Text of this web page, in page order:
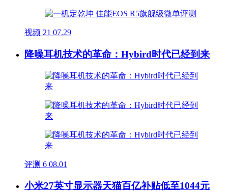
视频 21 07.29
降噪耳机技术的革命：Hybird时代已经到来
评测 6 08.01
小米27英寸显示器天猫百亿补贴低至1044元